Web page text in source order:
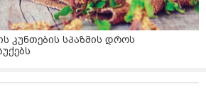
კუნთების სპაზმის დროს